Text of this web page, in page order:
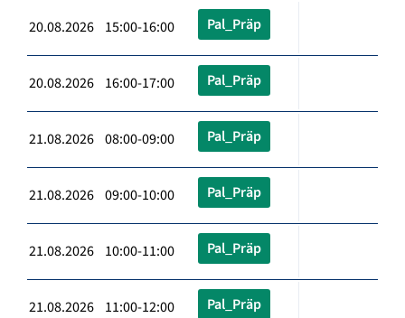
20.08.2026 15:00-16:00 Pal_Präp
20.08.2026 16:00-17:00 Pal_Präp
21.08.2026 08:00-09:00 Pal_Präp
21.08.2026 09:00-10:00 Pal_Präp
21.08.2026 10:00-11:00 Pal_Präp
21.08.2026 11:00-12:00 Pal_Präp